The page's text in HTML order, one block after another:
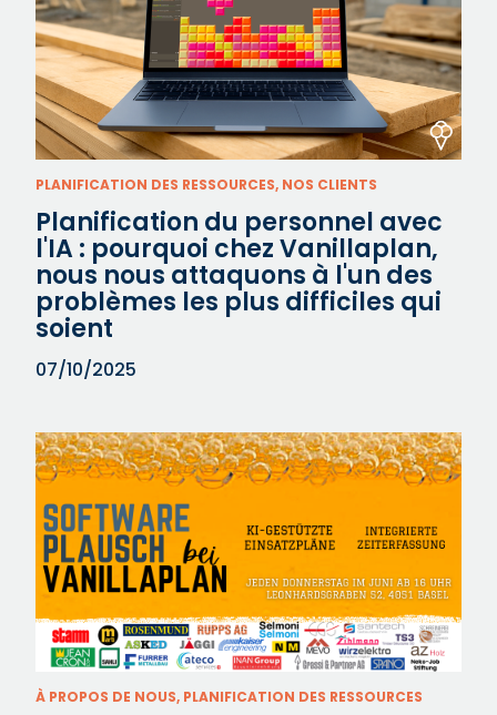
PLANIFICATION DES RESSOURCES, NOS CLIENTS
Planification du personnel avec
l'IA : pourquoi chez Vanillaplan,
nous nous attaquons à l'un des
problèmes les plus difficiles qui
soient
07/10/2025
À PROPOS DE NOUS, PLANIFICATION DES RESSOURCES